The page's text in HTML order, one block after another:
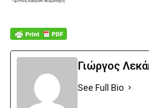
Γιώργος
See Full Bio